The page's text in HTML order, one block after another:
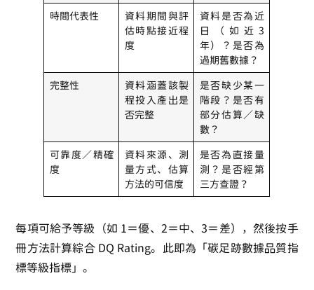
時間代表性
資料期間與評
估時點接近程
度
資料是否為近
日（如近3
年）？是否為
過期舊數據？
完整性
資料涵蓋該製
程投入產出是
否完整
是否缺少某一
階段？是否有
部分估算／缺
數？
可靠度／精確
度
資料來源、測
量方式、估算
方法的可信度
是否為直接量
測？是否經第
三方查證？
每項可給予等級（如 1＝優、2＝中、3＝差），然後按手
冊方法計算綜合 DQ Rating。此即為「碳足跡數據品質指
標等級指標」。